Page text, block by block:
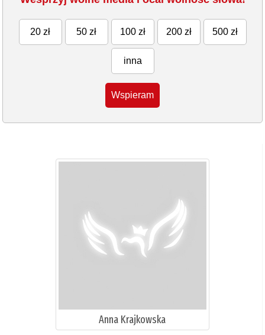
20 zł 50 zł 100 zł 200 zł 500 zł
inna
Wspieram
Anna Krajkowska